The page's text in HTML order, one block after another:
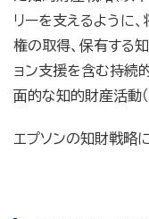
リーを支えるように
権の取得、保有する
ョン支援を含む持続
面的な知的財産活動
エプソンの知財戦略